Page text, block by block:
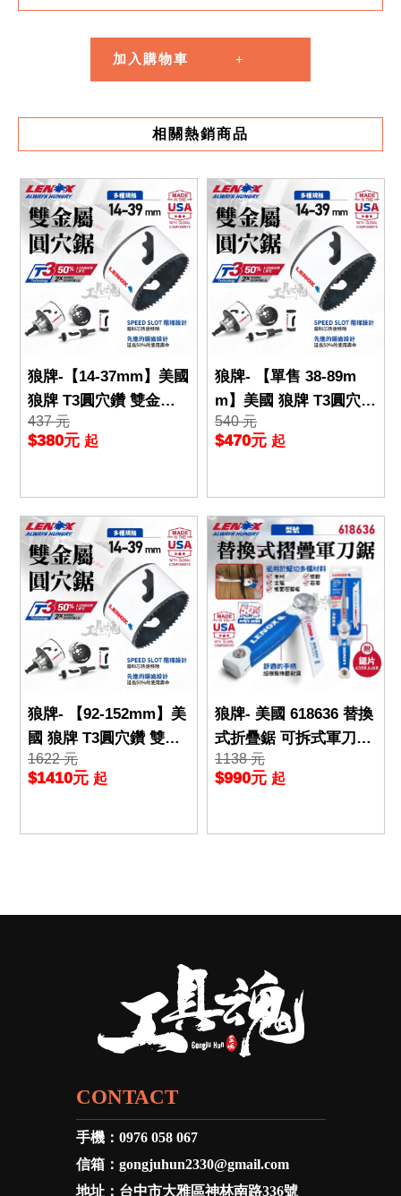
加入購物車
相關熱銷商品
狼牌-【14-37mm】美國
狼牌 T3圓穴鑽 雙金屬
圓穴鋸 圓穴鑽尾 金屬
木工 白鐵 不鏽鋼
437 元
$380元 起
狼牌- 【單售 38-89m
m】美國 狼牌 T3圓穴鑽
雙金屬圓穴鋸 圓穴鑽尾
金屬 木工 白鐵 不
540 元
$470元 起
狼牌- 【92-152mm】美
國 狼牌 T3圓穴鑽 雙金
屬圓穴鋸 圓穴鑽尾 金屬
木工 白鐵 不鏽鋼
1622 元
$1410元 起
狼牌- 美國 618636 替換
式折疊鋸 可拆式軍刀鋸
隨身 手鋸 可替換鋸片
舒適握柄 LENOX
1138 元
$990元 起
CONTACT
手機： 0976 058 067
信箱： gongjuhun2330@gmail.com
地址： 台中市大雅區神林南路336號